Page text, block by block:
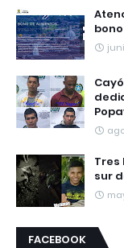
Tres
sur
FACEBOOK